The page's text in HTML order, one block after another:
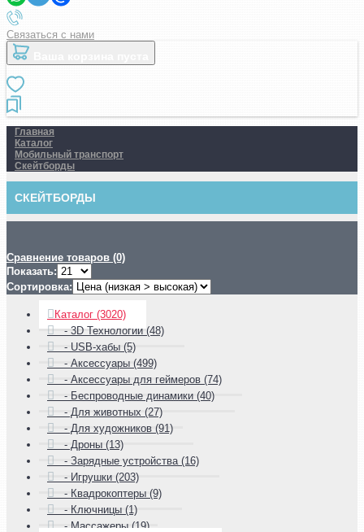
Связаться с нами
Главная
Каталог
Мобильный транспорт
Скейтборды
СКЕЙТБОРДЫ
Сравнение товаров (0)
Показать:
Сортировка:
Каталог (3020)
- 3D Технологии (48)
- USB-хабы (5)
- Аксессуары (499)
- Аксессуары для геймеров (74)
- Беспроводные динамики (40)
- Для животных (27)
- Для художников (91)
- Дроны (13)
- Зарядные устройства (16)
- Игрушки (203)
- Квадрокоптеры (9)
- Ключницы (1)
- Массажеры (19)